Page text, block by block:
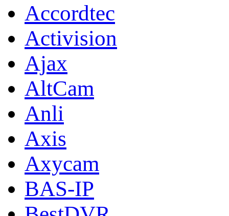
Accordtec
Activision
Ajax
AltCam
Anli
Axis
Axycam
BAS-IP